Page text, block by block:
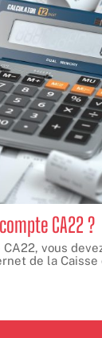
CA22 ?
vous
de la Caisse